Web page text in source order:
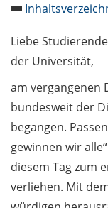
Allgemein /
Lehren und
(FoLL):
am 27. Mai 2026 /
presentation of
students‘
Liebe
der Universität,
am vergangenen
bundesweit der
begangen.
gewinnen wir
diesem Tag zum
verliehen. Mit